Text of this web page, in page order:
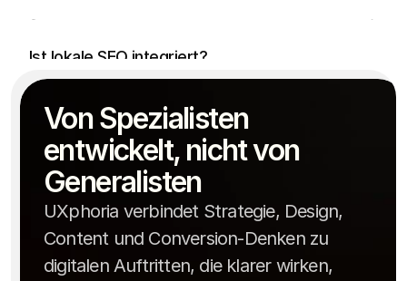
Ist lokale SEO integriert?
Optimierung mitgedacht werden.
Wie lange dauert die Umsetzung?
Je nach Umfang dauert eine moderne
Praxiswebsite meist zwischen zwei und sechs
Wochen.
Von Spezialisten
entwickelt, nicht von
Generalisten
UXphoria verbindet Strategie, Design,
Content und Conversion-Denken zu
digitalen Auftritten, die klarer wirken,